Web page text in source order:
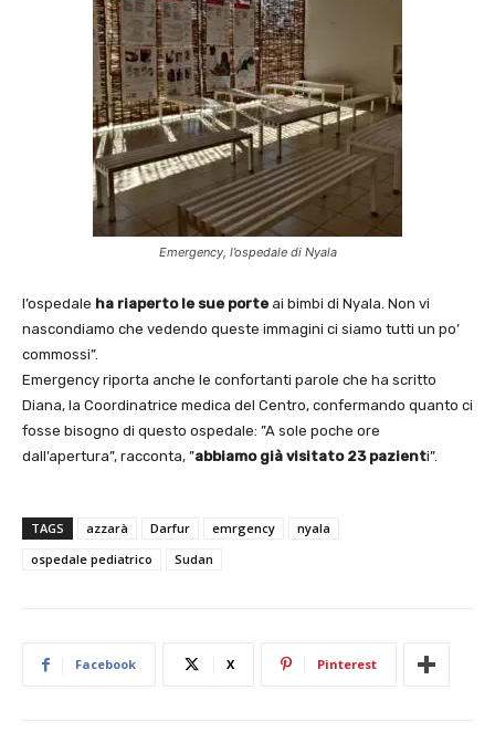
Emergency, l’ospedale di Nyala
l’ospedale ha riaperto le sue porte ai bimbi di Nyala. Non vi
nascondiamo che vedendo queste immagini ci siamo tutti un po’
commossi”.
Emergency riporta anche le confortanti parole che ha scritto
Diana, la Coordinatrice medica del Centro, confermando quanto ci
fosse bisogno di questo ospedale: ”A sole poche ore
dall’apertura”, racconta, ”abbiamo già visitato 23 pazienti”.
TAGS azzarà Darfur emrgency
nyala
ospedale pediatrico
Sudan
Facebook X Pinterest